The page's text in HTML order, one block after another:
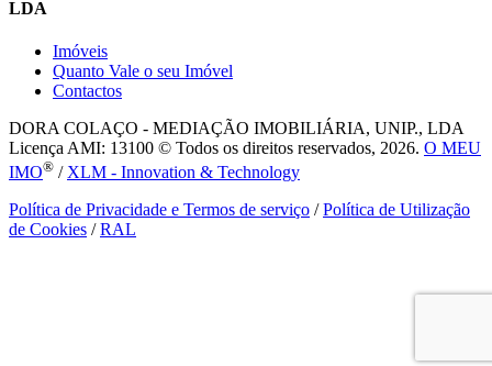
LDA
Imóveis
Quanto Vale o seu Imóvel
Contactos
DORA COLAÇO - MEDIAÇÃO IMOBILIÁRIA, UNIP., LDA
Licença AMI: 13100 © Todos os direitos reservados, 2026. O MEU
IMO® / XLM - Innovation & Technology
Política de Privacidade e Termos de serviço /Política de Utilização
de Cookies /RAL